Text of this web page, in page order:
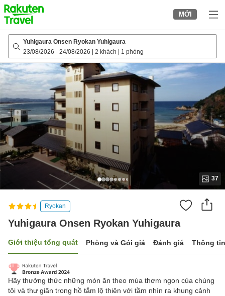
to
top
page
MỚI
Yuhigaura Onsen Ryokan Yuhigaura
23/08/2026 - 24/08/2026 2 khách 1 phòng
37
Ryokan
Yuhigaura Onsen Ryokan Yuhigaura
Giới thiệu tổng quát Phòng và Gói giá Đánh giá Thông
Hãy thưởng thức những món ăn theo mùa thơm ngon của chúng
tôi và thư giãn trong hồ tắm lộ thiên với tầm nhìn ra khung cảnh